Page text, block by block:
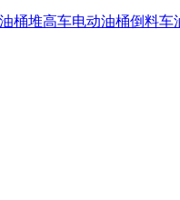
油桶堆高车电动油桶倒料车